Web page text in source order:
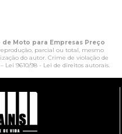
de Moto para Empresas Preço
parcial ou total, mesmo
do autor. Crime de violação de
Lei 9610/98 - Lei de direitos autorais.